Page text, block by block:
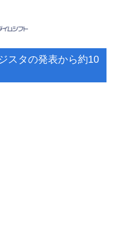
スタの発表から約10